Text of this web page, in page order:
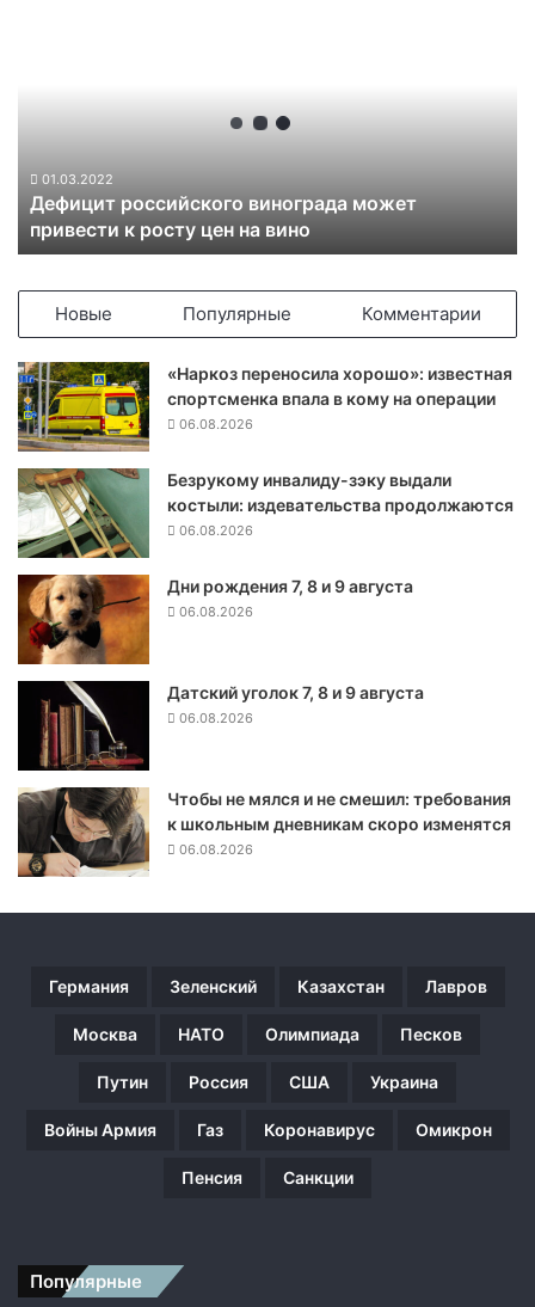
с
о
г
о
в
и
н
г
р
д
м
п
р
и
в
01.03.2022
Дефицит российского винограда может
привести к росту цен на вино
Новые Популярные Комментарии
«Наркоз переносила хорошо»: известная
спортсменка впала в кому на операции
06.08.2026
Безрукому инвалиду-зэку выдали
костыли: издевательства продолжаются
06.08.2026
Дни рождения 7, 8 и 9 августа
06.08.2026
Датский уголок 7, 8 и 9 августа
06.08.2026
Чтобы не мялся и не смешил: требования
к школьным дневникам скоро изменятся
06.08.2026
Германия Зеленский Казахстан Лавров
Москва НАТО Олимпиада Песков
Путин Россия США Украина
Войны Армия Газ Коронавирус Омикрон
Пенсия Санкции
Популярные